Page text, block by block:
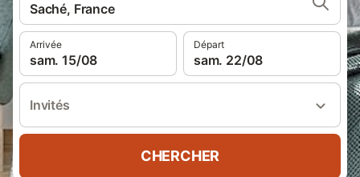
Saché, France
Arrivée
sam. 15/08
Départ
sam. 22/08
Invités
CHERCHER